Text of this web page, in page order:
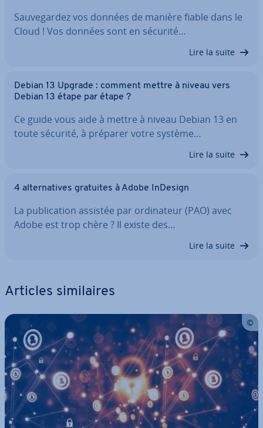
Sau­ve­gar­dez vos données de manière fiable dans le
Cloud ! Vos données sont en sécurité…
Lire la suite
Debian 13 Upgrade : comment mettre à niveau vers
Debian 13 étape par étape ?
Ce guide vous aide à mettre à niveau Debian 13 en
toute sécurité, à préparer votre système…
Lire la suite
4 al­ter­na­tives gratuites à Adobe InDesign
La pu­bli­ca­tion assistée par or­di­na­teur (PAO) avec
Adobe est trop chère ? Il existe des…
Lire la suite
Articles si­mi­laires